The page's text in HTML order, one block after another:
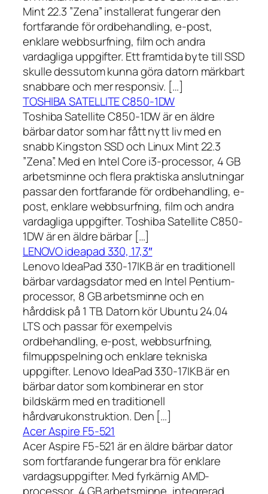
Mint 22.3 ”Zena” installerat fungerar den
fortfarande för ordbehandling, e-post,
enklare webbsurfning, film och andra
vardagliga uppgifter. Ett framtida byte till SSD
skulle dessutom kunna göra datorn märkbart
snabbare och mer responsiv. […]
TOSHIBA SATELLITE C850-1DW
Toshiba Satellite C850-1DW är en äldre
bärbar dator som har fått nytt liv med en
snabb Kingston SSD och Linux Mint 22.3
”Zena”. Med en Intel Core i3-processor, 4 GB
arbetsminne och flera praktiska anslutningar
passar den fortfarande för ordbehandling, e-
post, enklare webbsurfning, film och andra
vardagliga uppgifter. Toshiba Satellite C850-
1DW är en äldre bärbar […]
LENOVO ideapad 330, 17,3″
Lenovo IdeaPad 330-17IKB är en traditionell
bärbar vardagsdator med en Intel Pentium-
processor, 8 GB arbetsminne och en
hårddisk på 1 TB. Datorn kör Ubuntu 24.04
LTS och passar för exempelvis
ordbehandling, e-post, webbsurfning,
filmuppspelning och enklare tekniska
uppgifter. Lenovo IdeaPad 330-17IKB är en
bärbar dator som kombinerar en stor
bildskärm med en traditionell
hårdvarukonstruktion. Den […]
Acer Aspire F5-521
Acer Aspire F5-521 är en äldre bärbar dator
som fortfarande fungerar bra för enklare
vardagsuppgifter. Med fyrkärnig AMD-
processor, 4 GB arbetsminne, integrerad